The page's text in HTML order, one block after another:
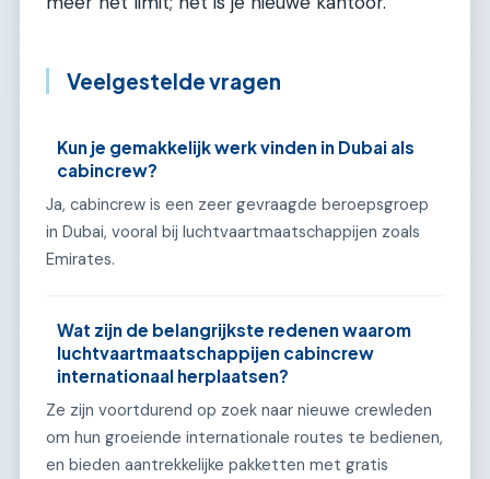
Veelgestelde vragen
Kun je gemakkelijk werk vinden in Dubai als
cabincrew?
Ja, cabincrew is een zeer gevraagde beroepsgroep
in Dubai, vooral bij luchtvaartmaatschappijen zoals
Emirates.
Wat zijn de belangrijkste redenen waarom
luchtvaartmaatschappijen cabincrew
internationaal herplaatsen?
Ze zijn voortdurend op zoek naar nieuwe crewleden
om hun groeiende internationale routes te bedienen,
en bieden aantrekkelijke pakketten met gratis